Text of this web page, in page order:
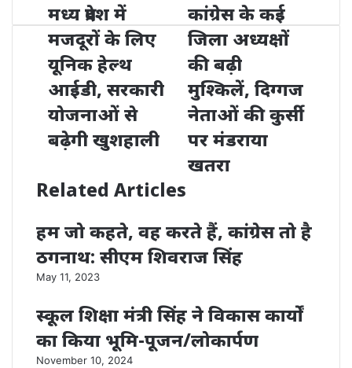
मध्य प्रदेश में
मजदूरों के लिए
यूनिक हेल्थ
आईडी, सरकारी
योजनाओं से
बढ़ेगी खुशहाली
कांग्रेस के कई
जिला अध्यक्षों
की बढ़ी
मुश्किलें, दिग्गज
नेताओं की कुर्सी
पर मंडराया
खतरा
Related Articles
हम जो कहते, वह करते हैं, कांग्रेस तो है
ठगनाथ: सीएम शिवराज सिंह
May 11, 2023
स्कूल शिक्षा मंत्री सिंह ने विकास कार्यों
का किया भूमि-पूजन/लोकार्पण
November 10, 2024